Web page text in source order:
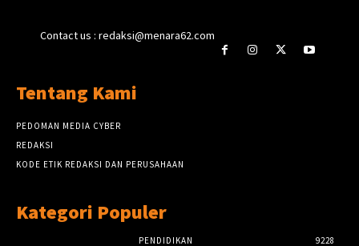
Contact us : redaksi@menara62.com
Tentang Kami
PEDOMAN MEDIA CYBER
REDAKSI
KODE ETIK REDAKSI DAN PERUSAHAAN
Kategori Populer
PENDIDIKAN
9228